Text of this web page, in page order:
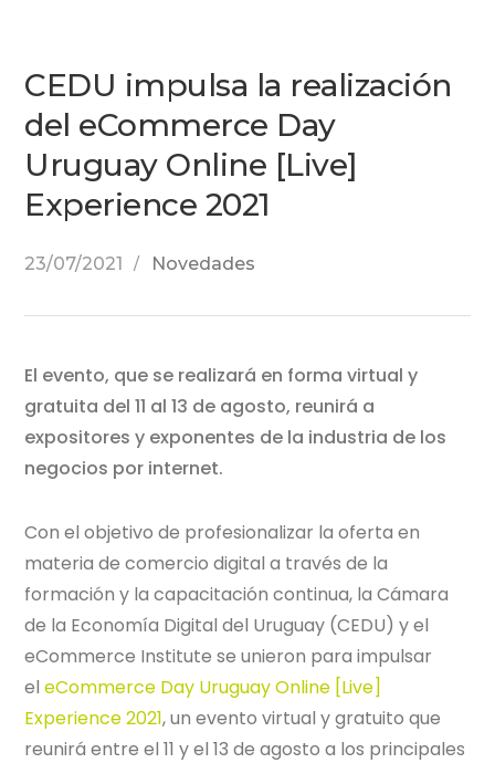
CEDU impulsa la realización
del eCommerce Day
Uruguay Online [Live]
Experience 2021
23/07/2021 Novedades
El evento, que se realizará en forma virtual y
gratuita del 11 al 13 de agosto, reunirá a
expositores y exponentes de la industria de los
negocios por internet.
Con el objetivo de profesionalizar la oferta en
materia de comercio digital a través de la
formación y la capacitación continua, la Cámara
de la Economía Digital del Uruguay (CEDU) y el
eCommerce Institute se unieron para impulsar
el eCommerce Day Uruguay Online [Live]
Experience 2021, un evento virtual y gratuito que
reunirá entre el 11 y el 13 de agosto a los principales